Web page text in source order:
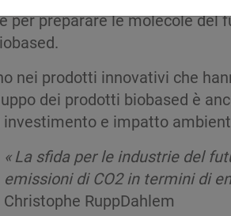
per preparare le molecole
nei prodotti innovativi che
dei prodotti biobased è
e impatto
« La sfida per le industrie del
emissioni di CO2 in termini di
Christophe RuppDahlem